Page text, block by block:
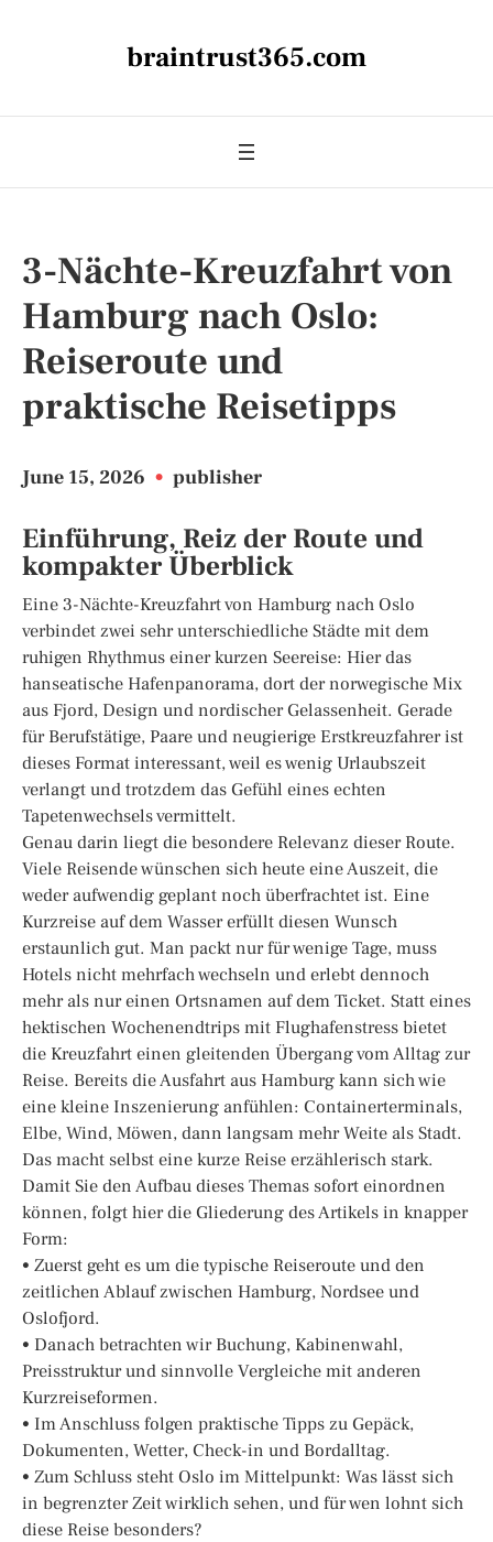
braintrust365.com
3-Nächte-Kreuzfahrt von
Hamburg nach Oslo:
Reiseroute und
praktische Reisetipps
June 15, 2026 • publisher
Einführung, Reiz der Route und
kompakter Überblick
Eine 3-Nächte-Kreuzfahrt von Hamburg nach Oslo
verbindet zwei sehr unterschiedliche Städte mit dem
ruhigen Rhythmus einer kurzen Seereise: Hier das
hanseatische Hafenpanorama, dort der norwegische Mix
aus Fjord, Design und nordischer Gelassenheit. Gerade
für Berufstätige, Paare und neugierige Erstkreuzfahrer ist
dieses Format interessant, weil es wenig Urlaubszeit
verlangt und trotzdem das Gefühl eines echten
Tapetenwechsels vermittelt.
Genau darin liegt die besondere Relevanz dieser Route.
Viele Reisende wünschen sich heute eine Auszeit, die
weder aufwendig geplant noch überfrachtet ist. Eine
Kurzreise auf dem Wasser erfüllt diesen Wunsch
erstaunlich gut. Man packt nur für wenige Tage, muss
Hotels nicht mehrfach wechseln und erlebt dennoch
mehr als nur einen Ortsnamen auf dem Ticket. Statt eines
hektischen Wochenendtrips mit Flughafenstress bietet
die Kreuzfahrt einen gleitenden Übergang vom Alltag zur
Reise. Bereits die Ausfahrt aus Hamburg kann sich wie
eine kleine Inszenierung anfühlen: Containerterminals,
Elbe, Wind, Möwen, dann langsam mehr Weite als Stadt.
Das macht selbst eine kurze Reise erzählerisch stark.
Damit Sie den Aufbau dieses Themas sofort einordnen
können, folgt hier die Gliederung des Artikels in knapper
Form:
• Zuerst geht es um die typische Reiseroute und den
zeitlichen Ablauf zwischen Hamburg, Nordsee und
Oslofjord.
• Danach betrachten wir Buchung, Kabinenwahl,
Preisstruktur und sinnvolle Vergleiche mit anderen
Kurzreiseformen.
• Im Anschluss folgen praktische Tipps zu Gepäck,
Dokumenten, Wetter, Check-in und Bordalltag.
• Zum Schluss steht Oslo im Mittelpunkt: Was lässt sich
in begrenzter Zeit wirklich sehen, und für wen lohnt sich
diese Reise besonders?